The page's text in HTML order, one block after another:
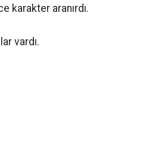
karakter aranırdı.
vardı.